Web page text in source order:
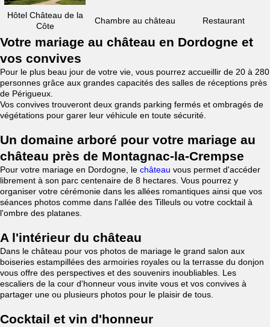
Hôtel Château de la
Côte
Chambre au château Restaurant
Votre mariage au château en Dordogne et
vos convives
Pour le plus beau jour de votre vie, vous pourrez accueillir de 20 à 280
personnes grâce aux grandes capacités des salles de réceptions près
de Périgueux.
Vos convives trouveront deux grands parking fermés et ombragés de
végétations pour garer leur véhicule en toute sécurité.
Un domaine arboré pour votre mariage au
château près de Montagnac-la-Crempse
Pour votre mariage en Dordogne, le château vous permet d'accéder
librement à son parc centenaire de 8 hectares. Vous pourrez y
organiser votre cérémonie dans les allées romantiques ainsi que vos
séances photos comme dans l'allée des Tilleuls ou votre cocktail à
l'ombre des platanes.
A l'intérieur du château
Dans le château pour vos photos de mariage le grand salon aux
boiseries estampillées des armoiries royales ou la terrasse du donjon
vous offre des perspectives et des souvenirs inoubliables. Les
escaliers de la cour d'honneur vous invite vous et vos convives à
partager une ou plusieurs photos pour le plaisir de tous.
Cocktail et vin d'honneur